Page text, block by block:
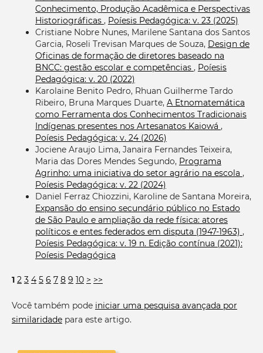
Conhecimento, Produção Acadêmica e Perspectivas
Historiográficas , Poíesis Pedagógica: v. 23 (2025)
Cristiane Nobre Nunes, Marilene Santana dos Santos
Garcia, Roseli Trevisan Marques de Souza, Design de
Oficinas de formação de diretores baseado na
BNCC: gestão escolar e competências , Poíesis
Pedagógica: v. 20 (2022)
Karolaine Benito Pedro, Rhuan Guilherme Tardo
Ribeiro, Bruna Marques Duarte, A Etnomatemática
como Ferramenta dos Conhecimentos Tradicionais
Indígenas presentes nos Artesanatos Kaiowá ,
Poíesis Pedagógica: v. 24 (2026)
Jociene Araujo Lima, Janaira Fernandes Teixeira,
Maria das Dores Mendes Segundo, Programa
Agrinho: uma iniciativa do setor agrário na escola ,
Poíesis Pedagógica: v. 22 (2024)
Daniel Ferraz Chiozzini, Karoline de Santana Moreira,
Expansão do ensino secundário público no Estado
de São Paulo e ampliação da rede física: atores
políticos e entes federados em disputa (1947-1963) ,
Poíesis Pedagógica: v. 19 n. Edição contínua (2021):
Poíesis Pedagógica
1 2 3 4 5 6 7 8 9 10 > >>
Você também pode iniciar uma pesquisa avançada por
similaridadepara este artigo.